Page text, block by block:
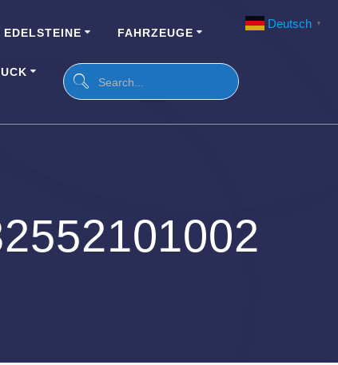
EDELSTEINE FAHRZEUGE
Deutsch ▼